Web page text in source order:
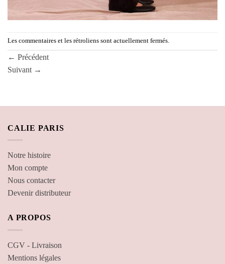
Les commentaires et les rétroliens sont actuellement fermés.
← Précédent
Suivant →
CALIE PARIS
Notre histoire
Mon compte
Nous contacter
Devenir distributeur
A PROPOS
CGV - Livraison
Mentions légales